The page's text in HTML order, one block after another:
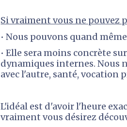
Si vraiment vous ne pouvez
• Nous pouvons quand
• Elle sera moins concrète
dynamiques internes. Nous
avec l'autre, santé, vocation
L'idéal est d'avoir l'heure
vraiment vous désirez